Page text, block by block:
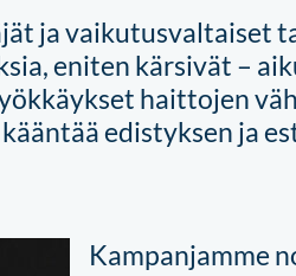
ja vaikutusvaltaiset
eniten kärsivät –
haittojen
edistyksen ja
Kampanjamme